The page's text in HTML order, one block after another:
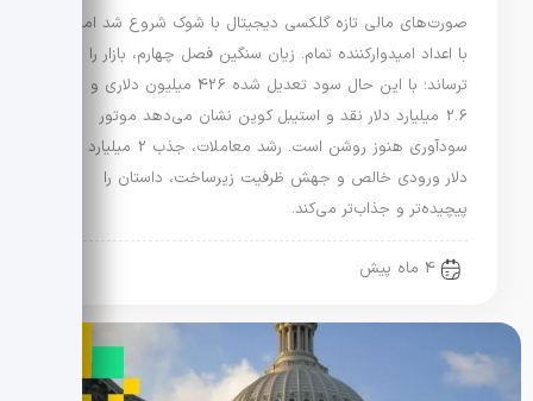
صورت‌های مالی تازه گلکسی دیجیتال با شوک شروع شد اما
با اعداد امیدوارکننده تمام. زیان سنگین فصل چهارم، بازار را
ترساند؛ با این حال سود تعدیل شده 426 میلیون دلاری و
2.6 میلیارد دلار نقد و استیبل کوین نشان می‌دهد موتور
سودآوری هنوز روشن است. رشد معاملات، جذب 2 میلیارد
دلار ورودی خالص و جهش ظرفیت زیرساخت، داستان را
پیچیده‌تر و جذاب‌تر می‌کند.
4 ماه پیش